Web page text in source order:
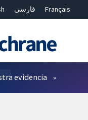
فارسی
Français
ไทย 繁體中文
evidencia